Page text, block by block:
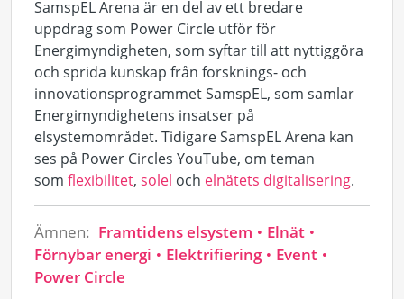
SamspELArena är en del av ett bredare
uppdragsom Power Circle utförför
Energimyndigheten, som syftar till att nyttiggöra
och sprida kunskap från forsknings- och
innovationsprogrammetSamspEL, som samlar
Energimyndighetens insatser på
elsystemområdet. TidigareSamspELArena kan
ses på Power Circles YouTube, om teman
som flexibilitet, solel och elnätets digitalisering.
Ämnen: Framtidens elsystem
Elnät
Förnybar energi
Elektrifiering
Event
Power Circle